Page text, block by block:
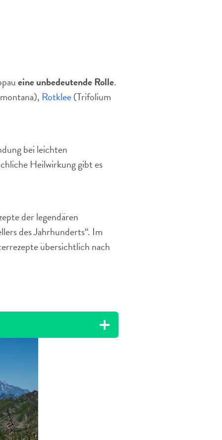
eine unbedeutende Rolle.
Rotklee(Trifolium
bei leichten
Heilwirkung gibt es
der legendären
des Jahrhunderts“. Im
übersichtlich nach